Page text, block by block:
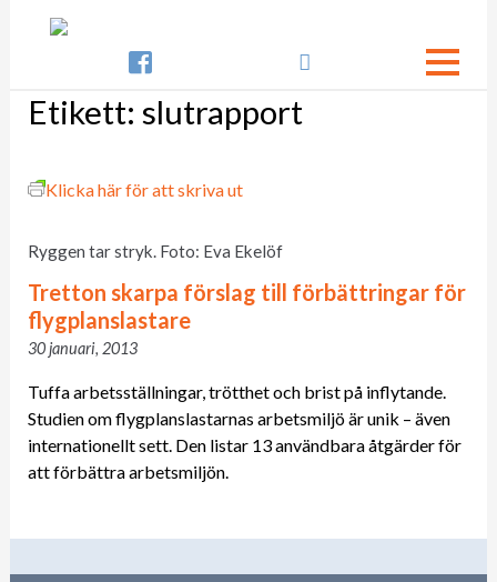

Etikett: slutrapport
Klicka här för att skriva ut
Ryggen tar stryk. Foto: Eva Ekelöf
Tretton skarpa förslag till förbättringar för
flygplanslastare
30 januari, 2013
Tuffa arbetsställningar, trötthet och brist på inflytande.
Studien om flygplanslastarnas arbetsmiljö är unik – även
internationellt sett. Den listar 13 användbara åtgärder för
att förbättra arbetsmiljön.